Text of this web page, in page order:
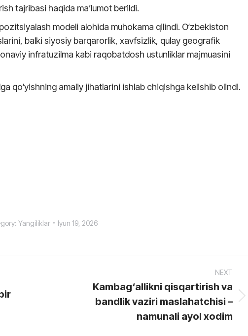
tajribasi haqida ma’lumot berildi.
modeli alohida muhokama qilindi. O‘zbekiston
balki siyosiy barqarorlik, xavfsizlik, qulay geografik
infratuzilma kabi raqobatdosh ustunliklar majmuasini
qo‘yishning amaliy jihatlarini ishlab chiqishga kelishib olindi.
Yangiliklar Iyun 19, 2026
NEXT
Kambag‘allikni qisqartirish va
bandlik vaziri maslahatchisi –
namunali ayol xodim